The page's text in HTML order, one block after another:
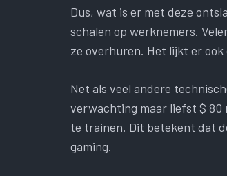
Dus, wat is er met deze
schalen op werknemers.
ze overhuren. Het lijkt er
Net als veel andere
verwachting maar liefst $ 80
te trainen. Dit betekent dat
gaming.